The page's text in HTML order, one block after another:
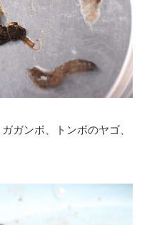
ガンボ、トンボのヤゴ、